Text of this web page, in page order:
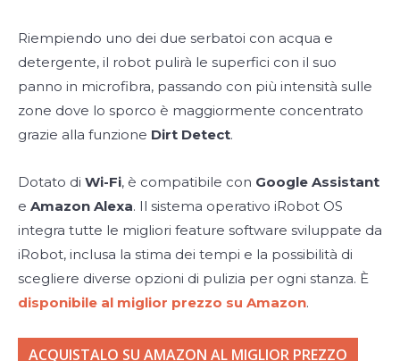
Riempiendo uno dei due serbatoi con acqua e
detergente, il robot pulirà le superfici con il suo
panno in microfibra, passando con più intensità sulle
zone dove lo sporco è maggiormente concentrato
grazie alla funzione Dirt Detect.
Dotato di Wi-Fi, è compatibile con Google Assistant
e Amazon Alexa. Il sistema operativo iRobot OS
integra tutte le migliori feature software sviluppate da
iRobot, inclusa la stima dei tempi e la possibilità di
scegliere diverse opzioni di pulizia per ogni stanza. È
disponibile al miglior prezzo su Amazon.
ACQUISTALO SU AMAZON AL MIGLIOR PREZZO